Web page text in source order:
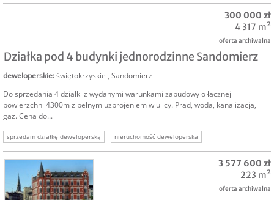
nieruchomość przy lotnisku
grunt przy lotnisku
działka przy lotnisku
Działka pod 4 budynki jednorodzinne Sandomierz
deweloperskie:świętokrzyskie , Sandomierz
Do sprzedania 4 działki z wydanymi warunkami zabudowy o łącznej
powierzchni 4300m z pełnym uzbrojeniem w ulicy. Prąd, woda, kanalizacja,
gaz. Cena do...
sprzedam działkę deweloperską
nieruchomość deweloperska
działka dla dewelopera
sprzedam grunt deweloperski
nieruchomość pod deweloperkę
grunt deweloperski
300 000 zł
4 317 m²
oferta archiwalna
3 577 600 zł
223 m²
oferta archiwalna